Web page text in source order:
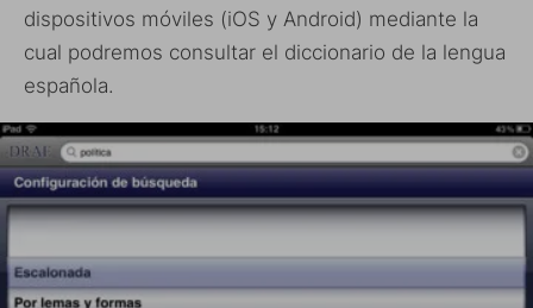
dispositivos móviles (iOS y Android) mediante la
cual podremos consultar el diccionario de la lengua
española.